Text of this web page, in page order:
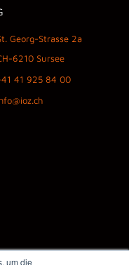
um die
Georg-Strasse 2a
6210 Sursee
41 925 84 00